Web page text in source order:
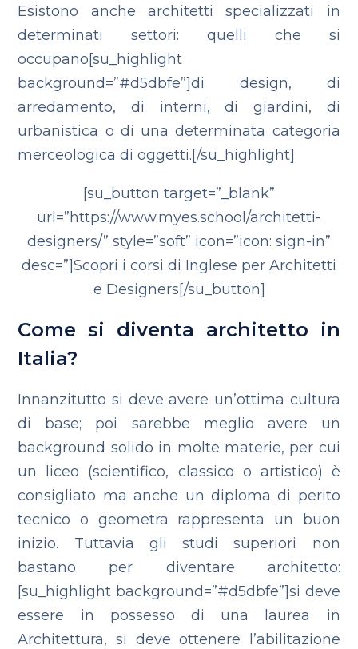
Esistono anche architetti specializzati in
determinati settori: quelli che si
occupano[su_highlight
background=”#d5dbfe”]di design, di
arredamento, di interni, di giardini, di
urbanistica o di una determinata categoria
merceologica di oggetti.[/su_highlight]
[su_button target=”_blank”
url=”https://www.myes.school/architetti-
designers/” style=”soft” icon=”icon: sign-in”
desc=”]Scopri i corsi di Inglese per Architetti
e Designers[/su_button]
Come si diventa architetto in
Italia?
Innanzitutto si deve avere un’ottima cultura
di base; poi sarebbe meglio avere un
background solido in molte materie, per cui
un liceo (scientifico, classico o artistico) è
consigliato ma anche un diploma di perito
tecnico o geometra rappresenta un buon
inizio. Tuttavia gli studi superiori non
bastano per diventare architetto:
[su_highlight background=”#d5dbfe”]si deve
essere in possesso di una laurea in
Architettura, si deve ottenere l’abilitazione